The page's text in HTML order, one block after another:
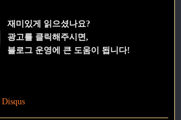
재미있게 읽으셨나요?
광고를 클릭해주시면,
블로그 운영에 큰 도움이 됩니다!
Disqus